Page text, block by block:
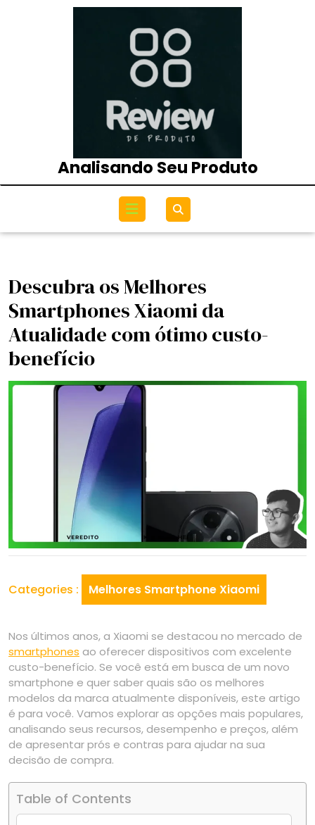
Analisando Seu Produto
Open
Menu
Descubra os Melhores
Smartphones Xiaomi da
Atualidade com ótimo custo-
benefício
Categories : Melhores Smartphone Xiaomi
Nos últimos anos, a Xiaomi se destacou no mercado de
smartphones ao oferecer dispositivos com excelente
custo-benefício. Se você está em busca de um novo
smartphone e quer saber quais são os melhores
modelos da marca atualmente disponíveis, este artigo
é para você. Vamos explorar as opções mais populares,
analisando seus recursos, desempenho e preços, além
de apresentar prós e contras para ajudar na sua
decisão de compra.
Table of Contents